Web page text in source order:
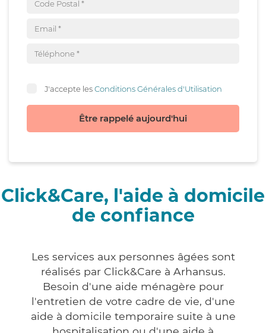
J'accepte lesConditions Générales d'Utilisation
Être rappelé aujourd'hui
Click&Care, l'aide à domicile
de confiance
Les services aux personnes âgées sont
réalisés par Click&Care à Arhansus.
Besoin d'une aide ménagère pour
l'entretien de votre cadre de vie, d'une
aide à domicile temporaire suite à une